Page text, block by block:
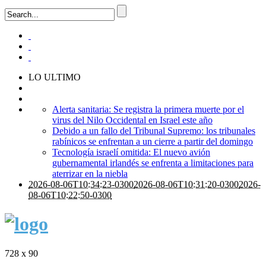
LO ULTIMO
Alerta sanitaria: Se registra la primera muerte por el
virus del Nilo Occidental en Israel este año
Debido a un fallo del Tribunal Supremo: los tribunales
rabínicos se enfrentan a un cierre a partir del domingo
Tecnología israelí omitida: El nuevo avión
gubernamental irlandés se enfrenta a limitaciones para
aterrizar en la niebla
2026-08-06T10:34:23-03002026-08-06T10:31:20-03002026-
08-06T10:22:50-0300
728 x 90